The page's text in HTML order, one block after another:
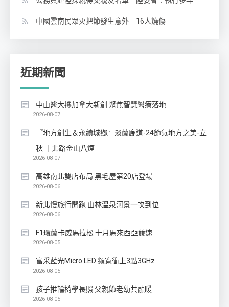
中國雲南民眾火把節發生意外 16人燒傷
近期新聞
中山醫大攜加拿大新創 聚焦智慧醫療落地
2026-08-07
『地方創生＆永續城鄉』淡蘭廊道-24節氣地方之美-立
秋 ｜北路金山八煙
2026-08-07
高雄南北雙店布局 黑毛屋第20店登場
2026-08-06
新北慢旅行開跑 山林溫泉河景一次到位
2026-08-06
F1環蘭卡威馬拉松 十月馬來西亞競速
2026-08-05
富采藍光Micro LED 頻寬衝上3點3GHz
2026-08-05
孩子推輪椅學長照 父親節老幼共融暖
2026-08-05